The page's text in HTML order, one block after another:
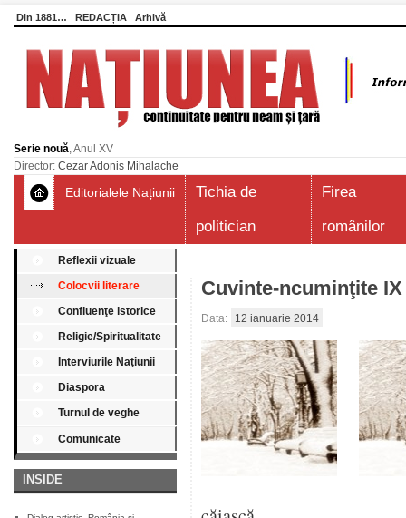
Din 1881… REDACȚIA Arhivă
Serie nouă, Anul XV
Director: Cezar Adonis Mihalache
Editorialele Națiunii
Tichia de
politician
Firea
românilor
Reflexii vizuale
Colocvii literare
Confluenţe istorice
Religie/Spiritualitate
Interviurile Naţiunii
Diaspora
Turnul de veghe
Comunicate
INSIDE
Cuvinte-ncuminţite IX
Data: 12 ianuarie 2014